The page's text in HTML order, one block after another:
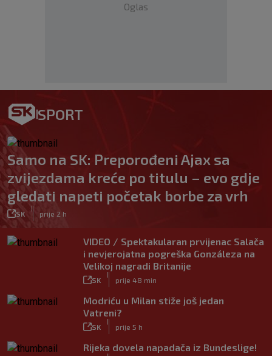
Oglas
SPORT
Samo na SK: Preporođeni Ajax sa
zvijezdama kreće po titulu – evo gdje
gledati napeti početak borbe za vrh
SK prije 2 h
VIDEO / Spektakularan prvijenac Salača
i nevjerojatna pogreška Gonzáleza na
Velikoj nagradi Britanije
SK prije 48 min
Modriću u Milan stiže još jedan
Vatreni?
SK prije 5 h
Rijeka dovela napadača iz Bundeslige!